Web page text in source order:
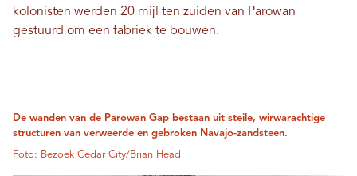
kolonisten werden 20 mijl ten zuiden van Parowan
gestuurd om een ​​fabriek te bouwen.
De wanden van de Parowan Gap bestaan ​​uit steile, wirwarachtige
structuren van verweerde en gebroken Navajo-zandsteen.
Foto: Bezoek Cedar City/Brian Head